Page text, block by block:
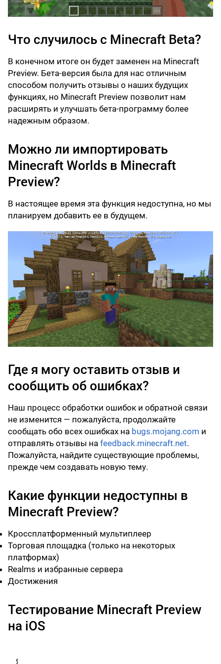
Что случилось с Minecraft Beta?
В конечном итоге он будет заменен на Minecraft
Preview. Бета-версия была для нас отличным
способом получить отзывы о наших будущих
функциях, но Minecraft Preview позволит нам
расширять и улучшать бета-программу более
надежным образом.
Можно ли импортировать
Minecraft Worlds в Minecraft
Preview?
В настоящее время эта функция недоступна, но мы
планируем добавить ее в будущем.
Где я могу оставить отзыв и
сообщить об ошибках?
Наш процесс обработки ошибок и обратной связи
не изменится — пожалуйста, продолжайте
сообщать обо всех ошибках на bugs.mojang.com и
отправлять отзывы на feedback.minecraft.net.
Пожалуйста, найдите существующие проблемы,
прежде чем создавать новую тему.
Какие функции недоступны в
Minecraft Preview?
Кроссплатформенный мультиплеер
Торговая площадка (только на некоторых
платформах)
Realms и избранные сервера
Достижения
Тестирование Minecraft Preview
на iOS
Я